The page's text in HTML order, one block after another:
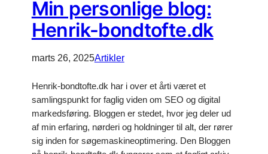
Min personlige blog:
Henrik-bondtofte.dk
marts 26, 2025Artikler
Henrik-bondtofte.dk har i over et årti været et
samlingspunkt for faglig viden om SEO og digital
markedsføring. Bloggen er stedet, hvor jeg deler ud
af min erfaring, nørderi og holdninger til alt, der rører
sig inden for søgemaskineoptimering. Den Bloggen